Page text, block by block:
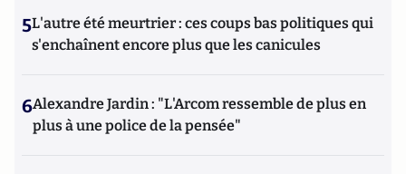
5L'autre été meurtrier : ces coups bas politiques qui
s'enchaînent encore plus que les canicules
6Alexandre Jardin : "L'Arcom ressemble de plus en
plus à une police de la pensée"